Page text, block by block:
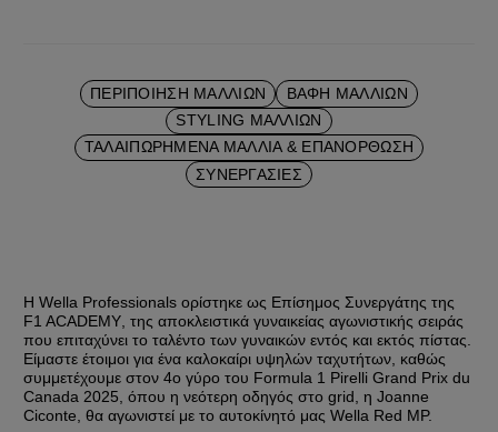
ΠΕΡΙΠΟΊΗΣΗ ΜΑΛΛΙΏΝ
ΒΑΦΉ ΜΑΛΛΙΏΝ
STYLING ΜΑΛΛΙΏΝ
ΤΑΛΑΙΠΩΡΗΜΈΝΑ ΜΑΛΛΙΆ & ΕΠΑΝΌΡΘΩΣΗ
ΣΥΝΕΡΓΑΣΊΕΣ
Η Wella Professionals ορίστηκε ως Επίσημος Συνεργάτης της
F1 ACADEMY, της αποκλειστικά γυναικείας αγωνιστικής σειράς
που επιταχύνει το ταλέντο των γυναικών εντός και εκτός πίστας.
Είμαστε έτοιμοι για ένα καλοκαίρι υψηλών ταχυτήτων, καθώς
συμμετέχουμε στον 4ο γύρο του Formula 1 Pirelli Grand Prix du
Canada 2025, όπου η νεότερη οδηγός στο grid, η Joanne
Ciconte, θα αγωνιστεί με το αυτοκίνητό μας Wella Red MP.